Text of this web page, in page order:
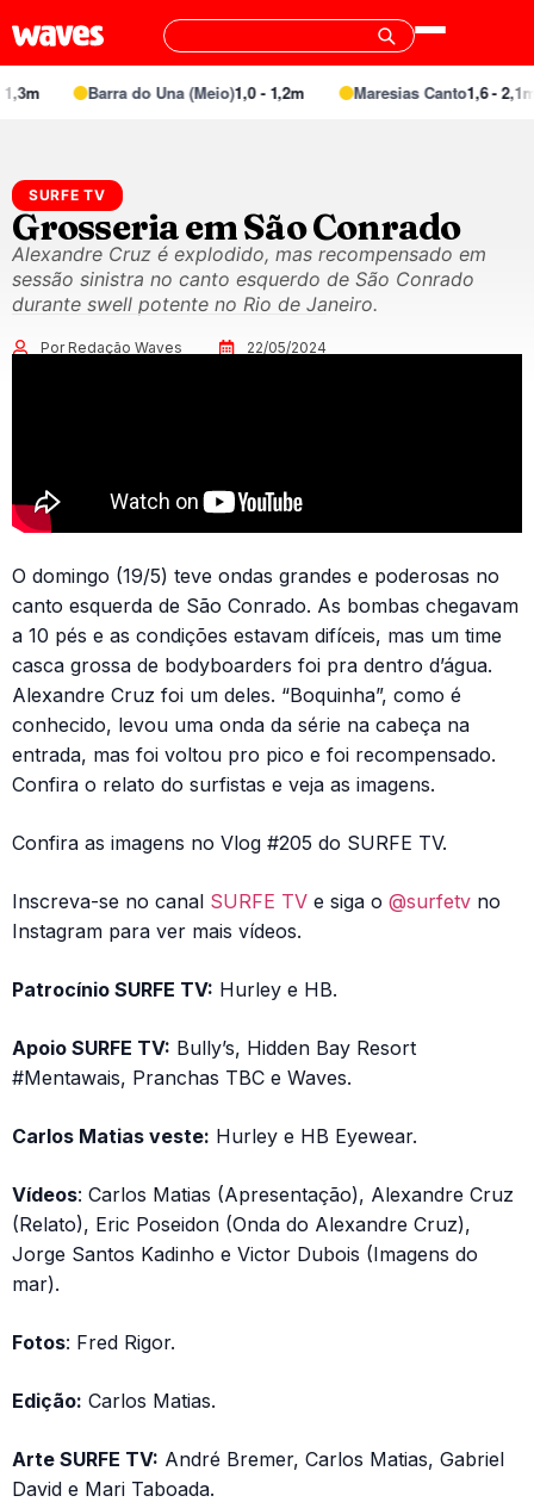
Barra do Una (Meio)1,0 - 1,2m Maresias Canto1,6 - 2,1m
SURFE TV
Grosseria em São Conrado
Alexandre Cruz é explodido, mas recompensado em
sessão sinistra no canto esquerdo de São Conrado
durante swell potente no Rio de Janeiro.
Por Redação Waves 22/05/2024
O domingo (19/5) teve ondas grandes e poderosas no
canto esquerda de São Conrado. As bombas chegavam
a 10 pés e as condições estavam difíceis, mas um time
casca grossa de bodyboarders foi pra dentro d’água.
Alexandre Cruz foi um deles. “Boquinha”, como é
conhecido, levou uma onda da série na cabeça na
entrada, mas foi voltou pro pico e foi recompensado.
Confira o relato do surfistas e veja as imagens.
Confira as imagens no Vlog #205 do SURFE TV.
Inscreva-se no canal SURFE TV e siga o @surfetv no
Instagram para ver mais vídeos.
Patrocínio SURFE TV: Hurley e HB.
Apoio SURFE TV: Bully’s, Hidden Bay Resort
#Mentawais, Pranchas TBC e Waves.
Carlos Matias veste: Hurley e HB Eyewear.
Vídeos: Carlos Matias (Apresentação), Alexandre Cruz
(Relato), Eric Poseidon (Onda do Alexandre Cruz),
Jorge Santos Kadinho e Victor Dubois (Imagens do
mar).
Fotos: Fred Rigor.
Edição: Carlos Matias.
Arte SURFE TV: André Bremer, Carlos Matias, Gabriel
David e Mari Taboada.